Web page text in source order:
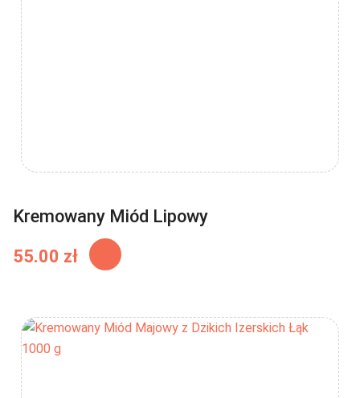
Kremowany Miód Lipowy
55.00 zł
produkt
wariantów.